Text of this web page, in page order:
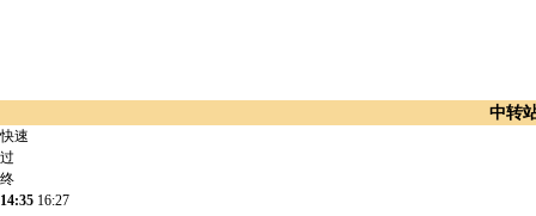
中转
快速
过
终
14:35 16:27